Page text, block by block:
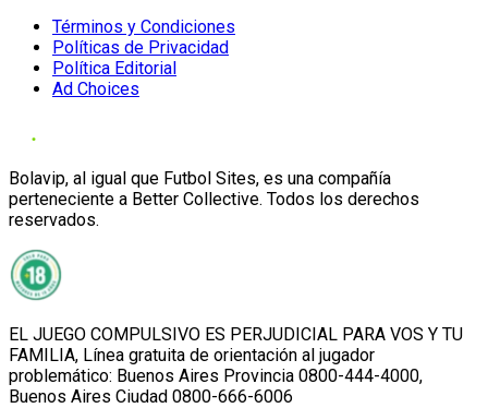
Términos y Condiciones
Políticas de Privacidad
Política Editorial
Ad Choices
Bolavip, al igual que Futbol Sites, es una compañía
perteneciente a Better Collective. Todos los derechos
reservados.
EL JUEGO COMPULSIVO ES PERJUDICIAL PARA VOS Y TU
FAMILIA, Línea gratuita de orientación al jugador
problemático: Buenos Aires Provincia 0800-444-4000,
Buenos Aires Ciudad 0800-666-6006